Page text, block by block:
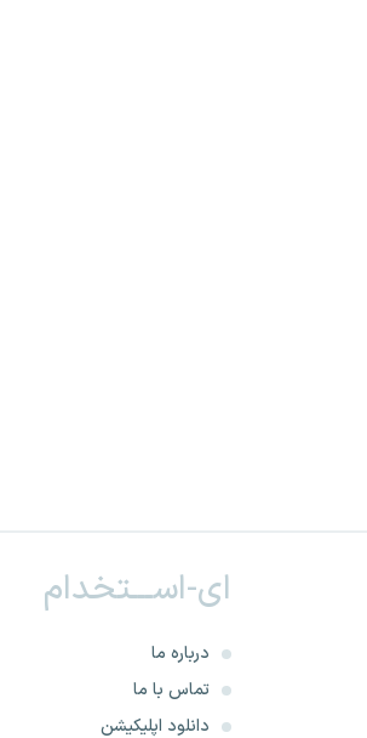
ای-اســـتخدام
درباره ما
تماس با ما
دانلود اپلیکیشن